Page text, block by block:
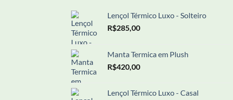
Lençol Térmico Luxo - Solteiro
R$285,00
Manta Termica em Plush
R$420,00
Lençol Térmico Luxo - Casal